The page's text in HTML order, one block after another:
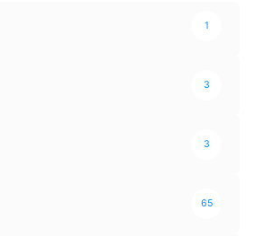
1
3
3
65